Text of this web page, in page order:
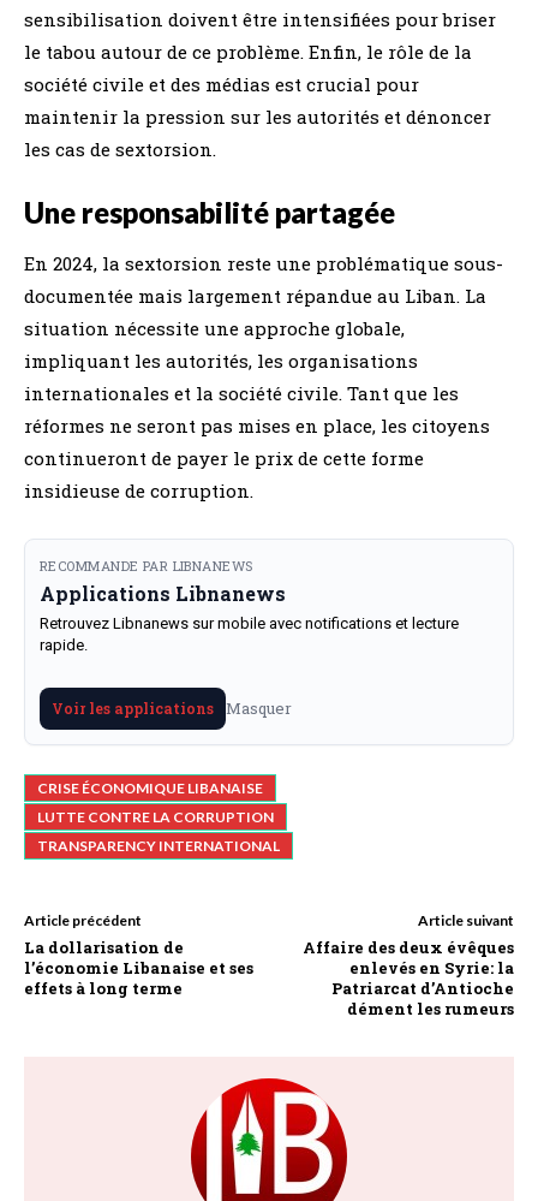
sensibilisation doivent être intensifiées pour briser
le tabou autour de ce problème. Enfin, le rôle de la
société civile et des médias est crucial pour
maintenir la pression sur les autorités et dénoncer
les cas de sextorsion.
Une responsabilité partagée
En 2024, la sextorsion reste une problématique sous-
documentée mais largement répandue au Liban. La
situation nécessite une approche globale,
impliquant les autorités, les organisations
internationales et la société civile. Tant que les
réformes ne seront pas mises en place, les citoyens
continueront de payer le prix de cette forme
insidieuse de corruption.
RECOMMANDE PAR LIBNANEWS
Applications Libnanews
Retrouvez Libnanews sur mobile avec notifications et lecture
rapide.
Voir les applications Masquer
CRISE ÉCONOMIQUE LIBANAISE
LUTTE CONTRE LA CORRUPTION
TRANSPARENCY INTERNATIONAL
Article précédent
La dollarisation de
l’économie Libanaise et ses
effets à long terme
Article suivant
Affaire des deux évêques
enlevés en Syrie: la
Patriarcat d’Antioche
dément les rumeurs